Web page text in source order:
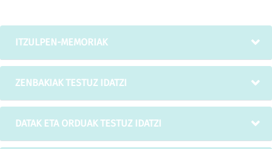
ITZULPEN-MEMORIAK
ZENBAKIAK TESTUZ IDATZI
DATAK ETA ORDUAK TESTUZ IDATZI